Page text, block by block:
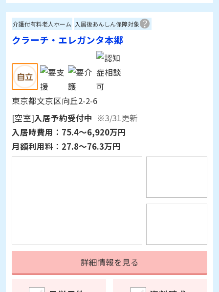
クラーチ・エレガンタ本郷
東京都文京区向丘2-2-6
[空室]入居予約受付中
※3/31更新
入居時費用：75.4～6,920万円
月額利用料：27.8～76.3万円
見学予約